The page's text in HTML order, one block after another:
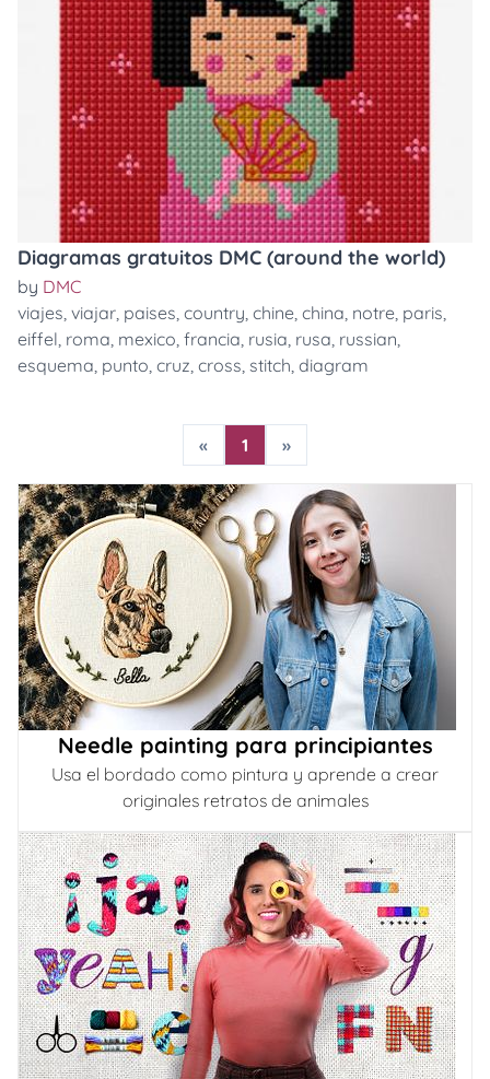
Diagramas gratuitos DMC (around the world)
by DMC
viajes, viajar, paises, country, chine, china, notre, paris,
eiffel, roma, mexico, francia, rusia, rusa, russian,
esquema, punto, cruz, cross, stitch, diagram
« 1 »
Needle painting para principiantes
Usa el bordado como pintura y aprende a crear
originales retratos de animales